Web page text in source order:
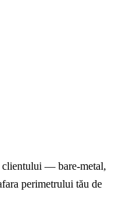
clientului — bare-metal,
perimetrului tău de